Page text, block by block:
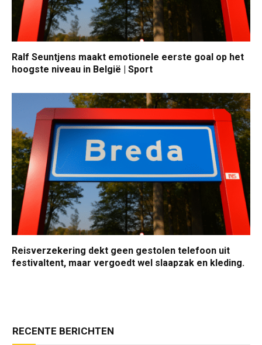
Ralf Seuntjens maakt emotionele eerste goal op het
hoogste niveau in België | Sport
Reisverzekering dekt geen gestolen telefoon uit
festivaltent, maar vergoedt wel slaapzak en kleding.
RECENTE BERICHTEN